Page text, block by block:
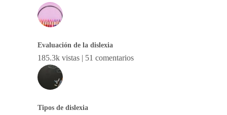
Evaluación de la dislexia
185.3k vistas | 51 comentarios
Tipos de dislexia